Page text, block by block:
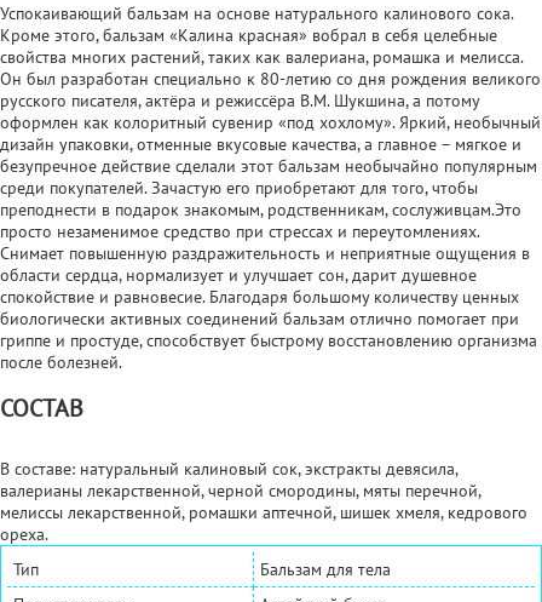
Успокаивающий бальзам на основе натурального калинового сока.
Кроме этого, бальзам «Калина красная» вобрал в себя целебные
свойства многих растений, таких как валериана, ромашка и мелисса.
Он был разработан специально к 80-летию со дня рождения великого
русского писателя, актёра и режиссёра В.М. Шукшина, а потому
оформлен как колоритный сувенир «под хохлому». Яркий, необычный
дизайн упаковки, отменные вкусовые качества, а главное – мягкое и
безупречное действие сделали этот бальзам необычайно популярным
среди покупателей. Зачастую его приобретают для того, чтобы
преподнести в подарок знакомым, родственникам, сослуживцам.Это
просто незаменимое средство при стрессах и переутомлениях.
Снимает повышенную раздражительность и неприятные ощущения в
области сердца, нормализует и улучшает сон, дарит душевное
спокойствие и равновесие. Благодаря большому количеству ценных
биологически активных соединений бальзам отлично помогает при
гриппе и простуде, способствует быстрому восстановлению организма
после болезней.
СОСТАВ
В составе: натуральный калиновый сок, экстракты девясила,
валерианы лекарственной, черной смородины, мяты перечной,
мелиссы лекарственной, ромашки аптечной, шишек хмеля, кедрового
ореха.
Тип
Бальзам для тела